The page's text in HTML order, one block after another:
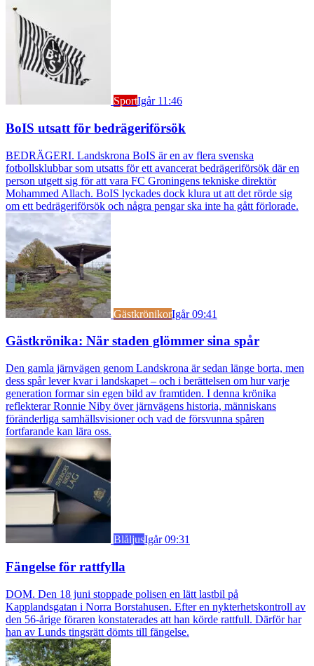
SportIgår 11:46
BoIS utsatt för bedrägeriförsök
BEDRÄGERI. Landskrona BoIS är en av flera svenska
fotbollsklubbar som utsatts för ett avancerat bedrägeriförsök där en
person utgett sig för att vara FC Groningens tekniske direktör
Mohammed Allach. BoIS lyckades dock klura ut att det rörde sig
om ett bedrägeriförsök och några pengar ska inte ha gått förlorade.
GästkrönikorIgår 09:41
Gästkrönika: När staden glömmer sina spår
Den gamla järnvägen genom Landskrona är sedan länge borta, men
dess spår lever kvar i landskapet – och i berättelsen om hur varje
generation formar sin egen bild av framtiden. I denna krönika
reflekterar Ronnie Niby över järnvägens historia, människans
föränderliga samhällsvisioner och vad de försvunna spåren
fortfarande kan lära oss.
BlåljusIgår 09:31
Fängelse för rattfylla
DOM. Den 18 juni stoppade polisen en lätt lastbil på
Kapplandsgatan i Norra Borstahusen. Efter en nykterhetskontroll av
den 56-årige föraren konstaterades att han körde rattfull. Därför har
han av Lunds tingsrätt dömts till fängelse.